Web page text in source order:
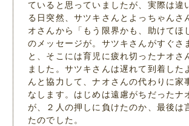
ていると思っていましたが、実際は違
る日突然、サツキさんとよっちゃんさ
オさんから「もう限界かも、助けてほ
のメッセージが。サツキさんがすぐさ
と、そこには育児に疲れ切ったナオさ
ました。サツキさんは遅れて到着した
んと協力して、ナオさんの代わりに家
なします。はじめは遠慮がちだったナ
が、２人の押しに負けたのか、最後は
たのでした。